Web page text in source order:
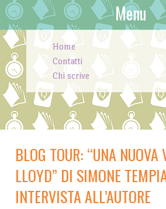
Menu
Skip to content
Home
Contatti
Chi scrive
BLOG TOUR: “UNA NUOVA
LLOYD” DI SIMONE
INTERVISTA ALL’AUTORE